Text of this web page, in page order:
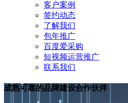
客户案例
签约动态
了解我们
包年推广
百度爱采购
短视频运营推广
联系我们
成熟可靠的品牌建设合作伙伴